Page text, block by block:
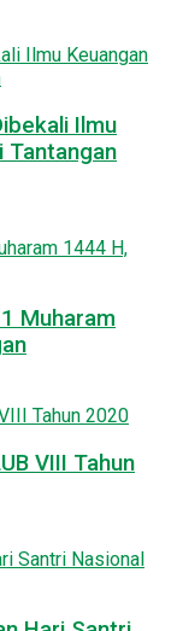
Ilmu
Tantangan
Muharam
VIII Tahun